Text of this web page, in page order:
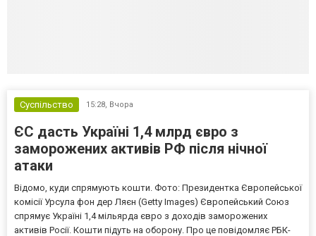
Суспільство 15:28, Вчора
ЄС дасть Україні 1,4 млрд євро з
заморожених активів РФ після нічної
атаки
Відомо, куди спрямують кошти. Фото: Президентка Європейської
комісії Урсула фон дер Ляєн (Getty Images) Європейський Союз
спрямує Україні 1,4 мільярда євро з доходів заморожених
активів Росії. Кошти підуть на оборону. Про це повідомляє РБК-